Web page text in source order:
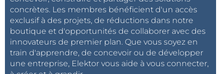
concrètes. Les membres bénéficient d'un accès
exclusif à des projets, de réductions dans notre
boutique et d'opportunités de collaborer avec des
innovateurs de premier plan. Que vous soyez en
train d'apprendre, de concevoir ou de développer
une entreprise, Elektor vous aide à vous connecter,